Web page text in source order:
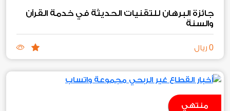
جائزة البرهان للتقنيات الحديثة في خدمة القرآن
والسنة
0 ريال
منتهي